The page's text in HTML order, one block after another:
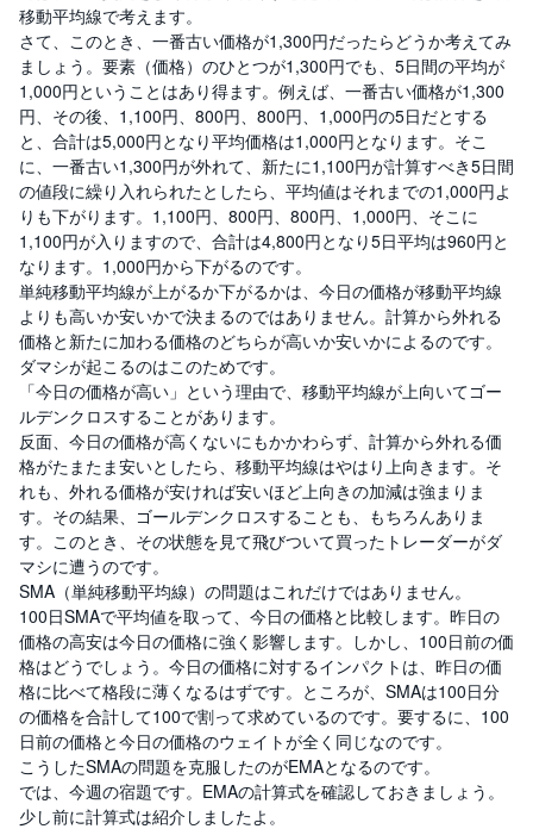
移動平均線で考えます。
さて、このとき、一番古い価格が1,300円だったらどうか考えてみ
ましょう。要素（価格）のひとつが1,300円でも、5日間の平均が
1,000円ということはあり得ます。例えば、一番古い価格が1,300
円、その後、1,100円、800円、800円、1,000円の5日だとする
と、合計は5,000円となり平均価格は1,000円となります。そこ
に、一番古い1,300円が外れて、新たに1,100円が計算すべき5日間
の値段に繰り入れられたとしたら、平均値はそれまでの1,000円よ
りも下がります。1,100円、800円、800円、1,000円、そこに
1,100円が入りますので、合計は4,800円となり5日平均は960円と
なります。1,000円から下がるのです。
単純移動平均線が上がるか下がるかは、今日の価格が移動平均線
よりも高いか安いかで決まるのではありません。計算から外れる
価格と新たに加わる価格のどちらが高いか安いかによるのです。
ダマシが起こるのはこのためです。
「今日の価格が高い」という理由で、移動平均線が上向いてゴー
ルデンクロスすることがあります。
反面、今日の価格が高くないにもかかわらず、計算から外れる価
格がたまたま安いとしたら、移動平均線はやはり上向きます。そ
れも、外れる価格が安ければ安いほど上向きの加減は強まりま
す。その結果、ゴールデンクロスすることも、もちろんありま
す。このとき、その状態を見て飛びついて買ったトレーダーがダ
マシに遭うのです。
SMA（単純移動平均線）の問題はこれだけではありません。
100日SMAで平均値を取って、今日の価格と比較します。昨日の
価格の高安は今日の価格に強く影響します。しかし、100日前の価
格はどうでしょう。今日の価格に対するインパクトは、昨日の価
格に比べて格段に薄くなるはずです。ところが、SMAは100日分
の価格を合計して100で割って求めているのです。要するに、100
日前の価格と今日の価格のウェイトが全く同じなのです。
こうしたSMAの問題を克服したのがEMAとなるのです。
では、今週の宿題です。EMAの計算式を確認しておきましょう。
少し前に計算式は紹介しましたよ。